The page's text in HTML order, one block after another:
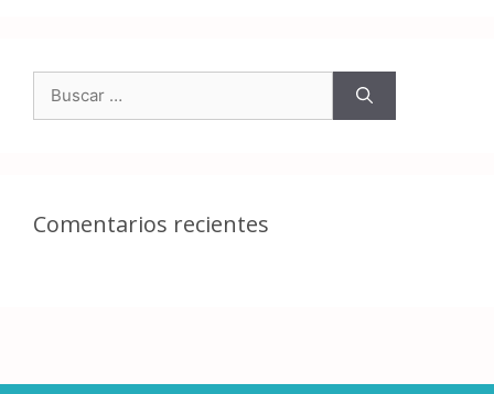
Comentarios recientes